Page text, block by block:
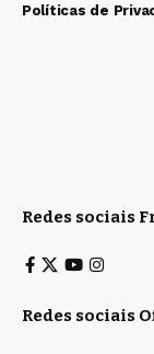
Políticas de
Redes sociais
Redes sociais